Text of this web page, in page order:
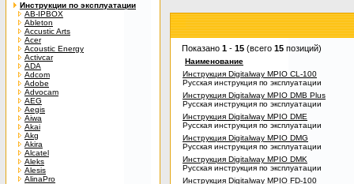
Инструкции по эксплуатации
AB-IPBOX
Ableton
Accustic Arts
Acer
Acoustic Energy
Activcar
ADA
Adcom
Adobe
Advocam
AEG
Aegis
Aiwa
Akai
Akg
Akira
Alcatel
Aleks
Alesis
AlinaPro
Показано 1 - 15 (всего 15 позиций)
Наименование
Инструкция Digitalway MPIO CL-100
Русская инструкция по эксплуатации
Инструкция Digitalway MPIO DMB Plus
Русская инструкция по эксплуатации
Инструкция Digitalway MPIO DME
Русская инструкция по эксплуатации
Инструкция Digitalway MPIO DMG
Русская инструкция по эксплуатации
Инструкция Digitalway MPIO DMK
Русская инструкция по эксплуатации
Инструкция Digitalway MPIO FD-100